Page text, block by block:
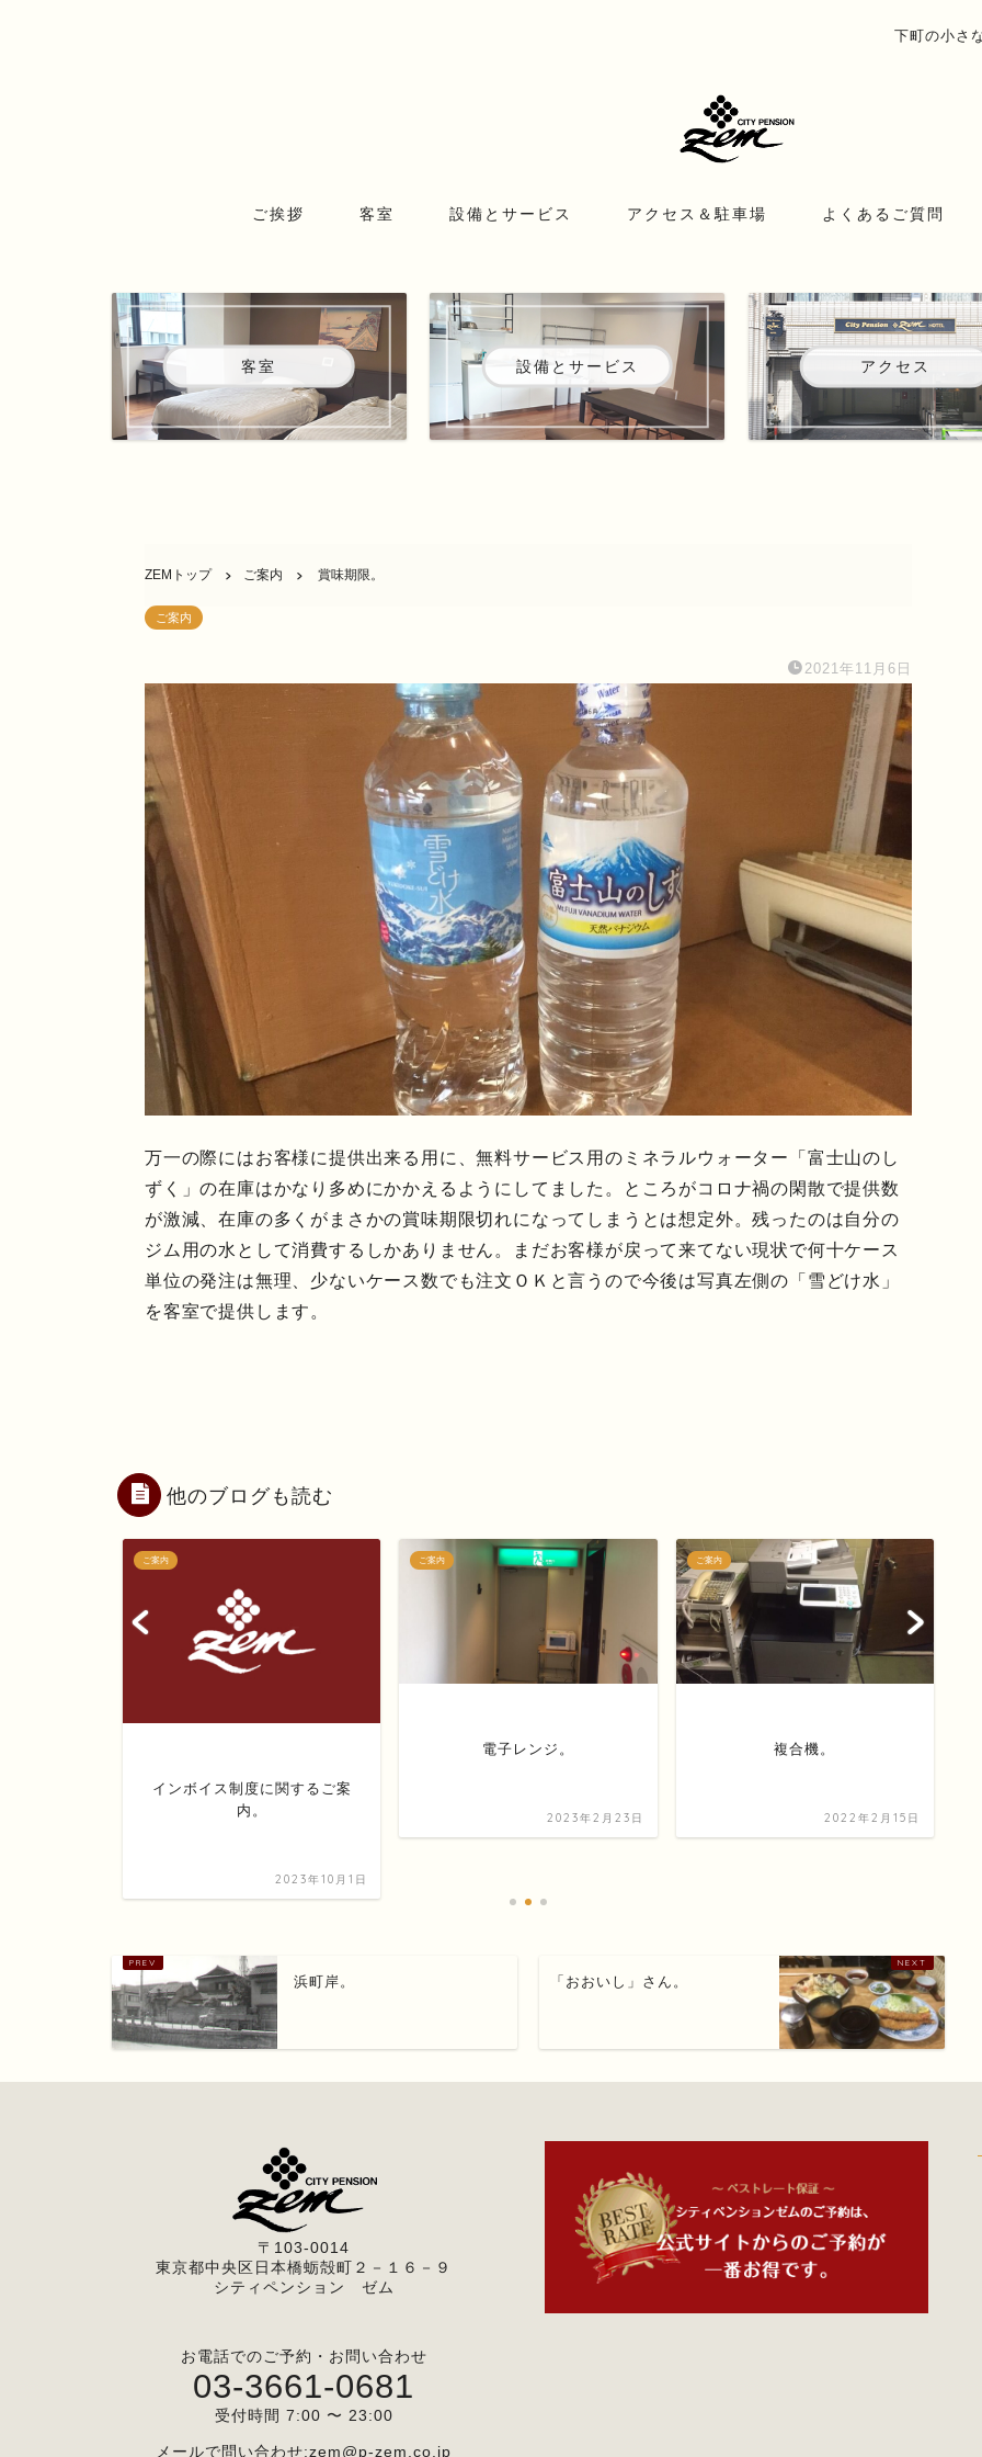
下町の小さ
ご挨拶 客室 設備とサービス アクセス＆駐車場 よくあるご質問
客室 設備とサービス アクセス
ZEMトップ ご案内 賞味期限。
ご案内
2021年11月6日
万一の際にはお客様に提供出来る用に、無料サービス用のミネラルウォーター「富士山のし
ずく」の在庫はかなり多めにかかえるようにしてました。ところがコロナ禍の閑散で提供数
が激減、在庫の多くがまさかの賞味期限切れになってしまうとは想定外。残ったのは自分の
ジム用の水として消費するしかありません。まだお客様が戻って来てない現状で何十ケース
単位の発注は無理、少ないケース数でも注文ＯＫと言うので今後は写真左側の「雪どけ水」
を客室で提供します。
他のブログも読む
ご案内
インボイス制度に関するご案
内。
2023年10月1日
ご案内
電子レンジ。
2023年2月23日
ご案内
複合機。
2022年2月15日
浜町岸。 「おおいし」さん。
〒103-0014
東京都中央区日本橋蛎殻町２－１６－９
シティペンション ゼム
お電話でのご予約・お問い合わせ
03-3661-0681
受付時間 7:00 〜 23:00
メールで問い合わせ:zem@p-zem.co.jp